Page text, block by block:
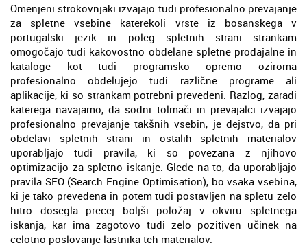
Omenjeni strokovnjaki izvajajo tudi profesionalno prevajanje
za spletne vsebine katerekoli vrste iz bosanskega v
portugalski jezik in poleg spletnih strani strankam
omogočajo tudi kakovostno obdelane spletne prodajalne in
kataloge kot tudi programsko opremo oziroma
profesionalno obdelujejo tudi različne programe ali
aplikacije, ki so strankam potrebni prevedeni. Razlog, zaradi
katerega navajamo, da sodni tolmači in prevajalci izvajajo
profesionalno prevajanje takšnih vsebin, je dejstvo, da pri
obdelavi spletnih strani in ostalih spletnih materialov
uporabljajo tudi pravila, ki so povezana z njihovo
optimizacijo za spletno iskanje. Glede na to, da uporabljajo
pravila SEO (Search Engine Optimisation), bo vsaka vsebina,
ki je tako prevedena in potem tudi postavljen na spletu zelo
hitro dosegla precej boljši položaj v okviru spletnega
iskanja, kar ima zagotovo tudi zelo pozitiven učinek na
celotno poslovanje lastnika teh materialov.